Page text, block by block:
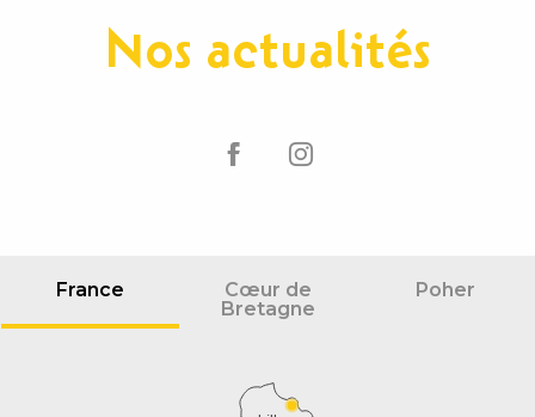
Nos actualités
France
Cœur de
Bretagne
Poher